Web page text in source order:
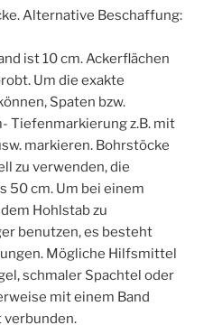
Alternative Beschaffung:
ist 10 cm. Ackerflächen
Um die exakte
Spaten bzw.
Tiefenmarkierung z.B. mit
markieren. Bohrstöcke
zu verwenden, die
50 cm. Um bei einem
Hohlstab zu
benutzen, es besteht
Mögliche Hilfsmittel
schmaler Spachtel oder
mit einem Band
verbunden.